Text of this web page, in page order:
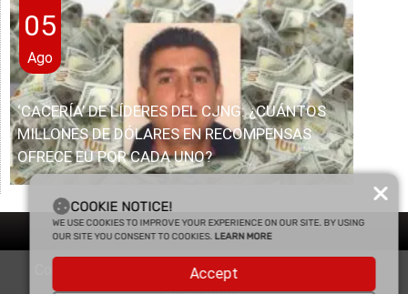
05
Ago
‘CACERÍA’ DE LÍDERES DEL CJNG: ¿CUÁNTOS
MILLONES DE DÓLARES EN RECOMPENSAS
OFRECE EU POR CADA UNO?
Copyright © 2025 Enfasis Comunicaciones. Derechos
COOKIE NOTICE!
WE USE COOKIES TO IMPROVE YOUR EXPERIENCE ON OUR SITE. BY USING
OUR SITE YOU CONSENT TO COOKIES. LEARN MORE
Accept